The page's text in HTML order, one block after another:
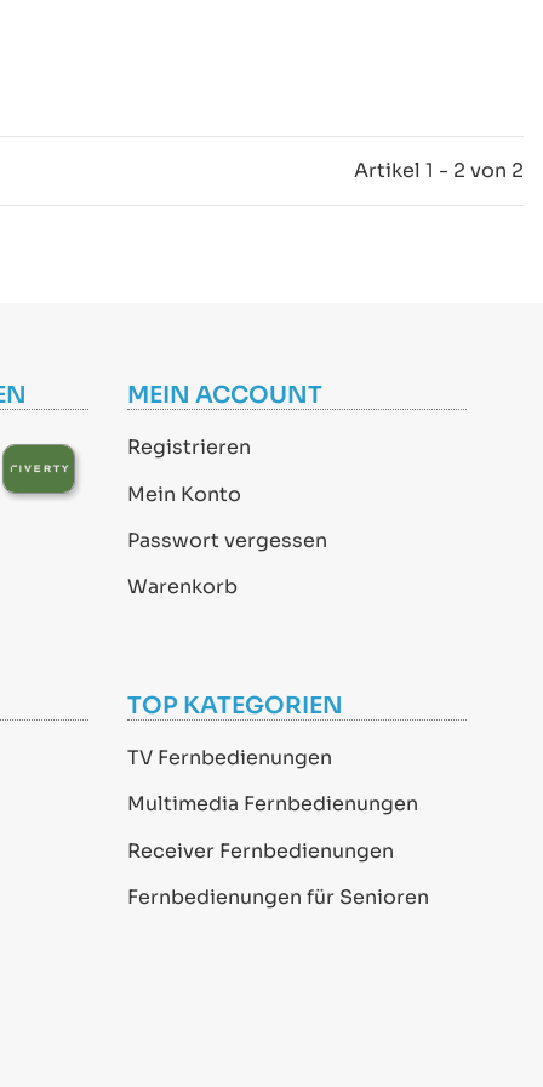
Artikel 1 - 2 von 2
MEIN ACCOUNT
Registrieren
Mein Konto
Passwort vergessen
Warenkorb
TOP KATEGORIEN
TV Fernbedienungen
Multimedia Fernbedienungen
Receiver Fernbedienungen
Fernbedienungen für Senioren